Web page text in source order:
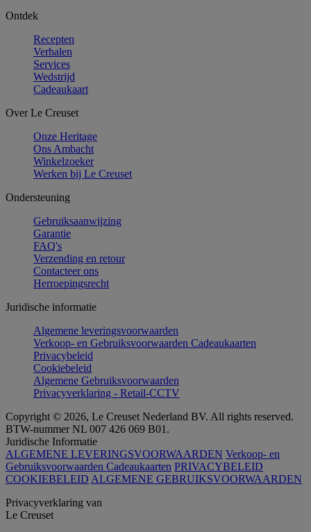
Ontdek
Recepten
Verhalen
Services
Wedstrijd
Cadeaukaart
Over Le Creuset
Onze Heritage
Ons Ambacht
Winkelzoeker
Werken bij Le Creuset
Ondersteuning
Gebruiksaanwijzing
Garantie
FAQ's
Verzending en retour
Contacteer ons
Herroepingsrecht
Juridische informatie
Algemene leveringsvoorwaarden
Verkoop- en Gebruiksvoorwaarden Cadeaukaarten
Privacybeleid
Cookiebeleid
Algemene Gebruiksvoorwaarden
Privacyverklaring - Retail-CCTV
Copyright © 2026, Le Creuset Nederland BV. All rights reserved.
BTW-nummer NL 007 426 069 B01.
Juridische Informatie
ALGEMENE LEVERINGSVOORWAARDEN Verkoop- en
Gebruiksvoorwaarden Cadeaukaarten PRIVACYBELEID
COOKIEBELEID ALGEMENE GEBRUIKSVOORWAARDEN
Privacyverklaring van
Le Creuset